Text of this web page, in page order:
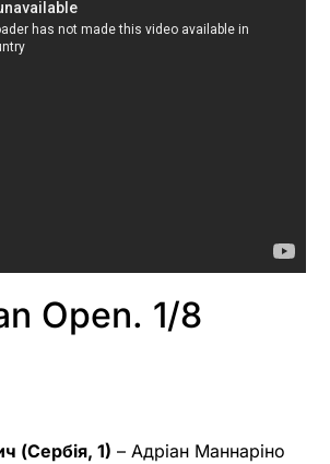
Open. 1/8
(Сербія, 1) – Адріан Маннаріно